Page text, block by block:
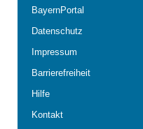
BayernPortal
Datenschutz
Impressum
Barrierefreiheit
Hilfe
Kontakt